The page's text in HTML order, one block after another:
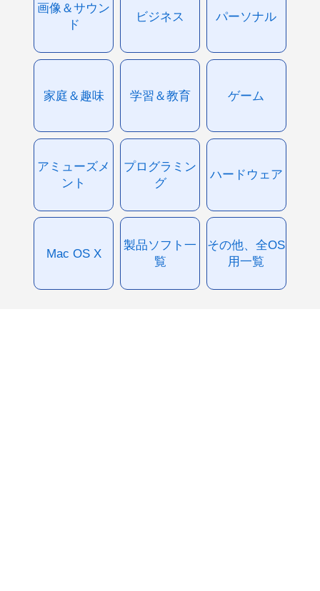
画像＆サウン
ド
ビジネス パーソナル
家庭＆趣味 学習＆教育 ゲーム
アミューズメ
ント
プログラミン
グ
ハードウェア
Mac OS X
製品ソフト一
覧
その他、全OS
用一覧